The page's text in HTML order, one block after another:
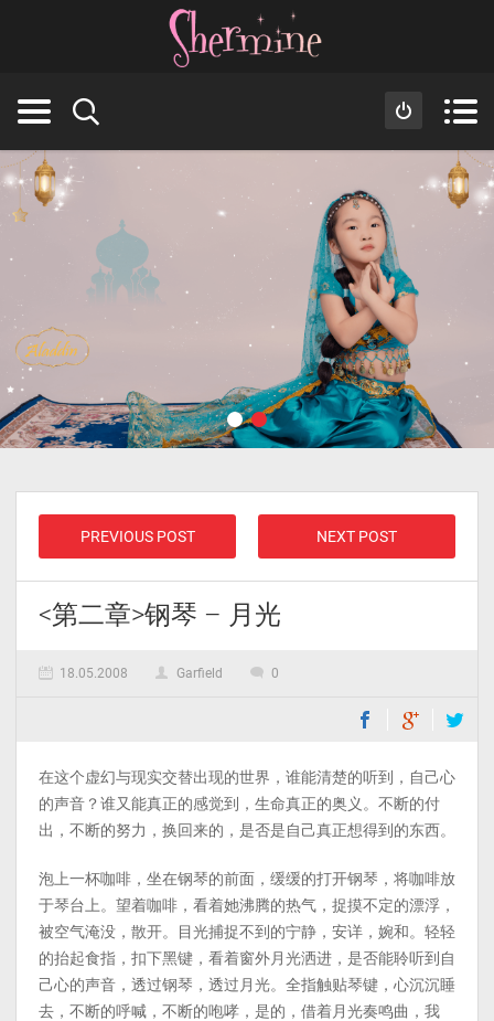
PREVIOUS POST NEXT POST
<第二章>钢琴 – 月光
18.05.2008 Garfield 0
在这个虚幻与现实交替出现的世界，谁能清楚的听到，自己心
的声音？谁又能真正的感觉到，生命真正的奥义。不断的付
出，不断的努力，换回来的，是否是自己真正想得到的东西。
泡上一杯咖啡，坐在钢琴的前面，缓缓的打开钢琴，将咖啡放
于琴台上。望着咖啡，看着她沸腾的热气，捉摸不定的漂浮，
被空气淹没，散开。目光捕捉不到的宁静，安详，婉和。轻轻
的抬起食指，扣下黑键，看着窗外月光洒进，是否能聆听到自
己心的声音，透过钢琴，透过月光。全指触贴琴键，心沉沉睡
去，不断的呼喊，不断的咆哮，是的，借着月光奏鸣曲，我